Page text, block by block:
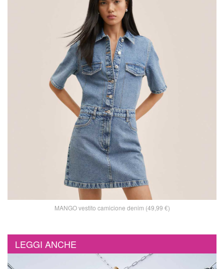
MANGO vestito camicione denim (49,99 €)
LEGGI ANCHE